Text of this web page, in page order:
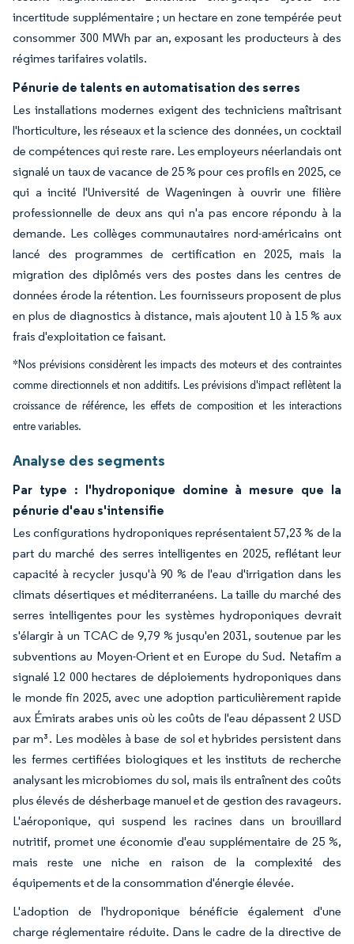
incertitude supplémentaire ; un hectare en zone tempérée peut
consommer 300 MWh par an, exposant les producteurs à des
régimes tarifaires volatils.
Pénurie de talents en automatisation des serres
Les installations modernes exigent des techniciens maîtrisant
l'horticulture, les réseaux et la science des données, un cocktail
de compétences qui reste rare. Les employeurs néerlandais ont
signalé un taux de vacance de 25 % pour ces profils en 2025, ce
qui a incité l'Université de Wageningen à ouvrir une filière
professionnelle de deux ans qui n'a pas encore répondu à la
demande. Les collèges communautaires nord-américains ont
lancé des programmes de certification en 2025, mais la
migration des diplômés vers des postes dans les centres de
données érode la rétention. Les fournisseurs proposent de plus
en plus de diagnostics à distance, mais ajoutent 10 à 15 % aux
frais d'exploitation ce faisant.
*Nos prévisions considèrent les impacts des moteurs et des contraintes
comme directionnels et non additifs. Les prévisions d'impact reflètent la
croissance de référence, les effets de composition et les interactions
entre variables.
Analyse des segments
Par type : l'hydroponique domine à mesure que la
pénurie d'eau s'intensifie
Les configurations hydroponiques représentaient 57,23 % de la
part du marché des serres intelligentes en 2025, reflétant leur
capacité à recycler jusqu'à 90 % de l'eau d'irrigation dans les
climats désertiques et méditerranéens. La taille du marché des
serres intelligentes pour les systèmes hydroponiques devrait
s'élargir à un TCAC de 9,79 % jusqu'en 2031, soutenue par les
subventions au Moyen-Orient et en Europe du Sud. Netafim a
signalé 12 000 hectares de déploiements hydroponiques dans
le monde fin 2025, avec une adoption particulièrement rapide
aux Émirats arabes unis où les coûts de l'eau dépassent 2 USD
par m³. Les modèles à base de sol et hybrides persistent dans
les fermes certifiées biologiques et les instituts de recherche
analysant les microbiomes du sol, mais ils entraînent des coûts
plus élevés de désherbage manuel et de gestion des ravageurs.
L'aéroponique, qui suspend les racines dans un brouillard
nutritif, promet une économie d'eau supplémentaire de 25 %,
mais reste une niche en raison de la complexité des
équipements et de la consommation d'énergie élevée.
L'adoption de l'hydroponique bénéficie également d'une
charge réglementaire réduite. Dans le cadre de la directive de